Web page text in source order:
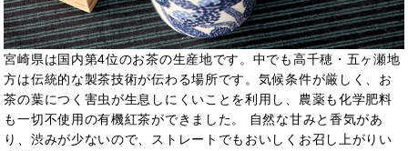
宮崎県は国内第4位のお茶の生産地です。中でも高千穂・五ヶ瀬地
方は伝統的な製茶技術が伝わる場所です。気候条件が厳しく、お
茶の葉につく害虫が生息しにくいことを利用し、農薬も化学肥料
も一切不使用の有機紅茶ができました。 自然な甘みと香気があ
り、渋みが少ないので、ストレートでもおいしくお召し上がりい